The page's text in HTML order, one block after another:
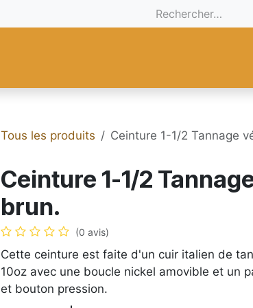
Tous les produits Ceinture 1-1/2 Tannage
Ceinture 1-1/2
brun.
(0 avis)
Cette ceinture est faite d'un cuir italien de
10oz avec une boucle nickel amovible et un
et bouton pression.